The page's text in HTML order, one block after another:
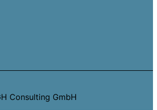
Consulting GmbH